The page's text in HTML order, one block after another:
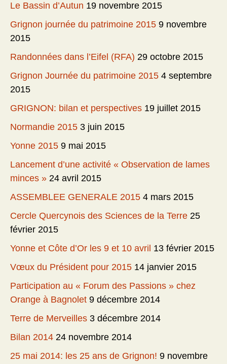
Le Bassin d’Autun 19 novembre 2015
Grignon journée du patrimoine 2015 9 novembre
2015
Randonnées dans l’Eifel (RFA) 29 octobre 2015
Grignon Journée du patrimoine 2015 4 septembre
2015
GRIGNON: bilan et perspectives 19 juillet 2015
Normandie 2015 3 juin 2015
Yonne 2015 9 mai 2015
Lancement d’une activité « Observation de lames
minces » 24 avril 2015
ASSEMBLEE GENERALE 2015 4 mars 2015
Cercle Quercynois des Sciences de la Terre 25
février 2015
Yonne et Côte d’Or les 9 et 10 avril 13 février 2015
Vœux du Président pour 2015 14 janvier 2015
Participation au « Forum des Passions » chez
Orange à Bagnolet 9 décembre 2014
Terre de Merveilles 3 décembre 2014
Bilan 2014 24 novembre 2014
25 mai 2014: les 25 ans de Grignon! 9 novembre